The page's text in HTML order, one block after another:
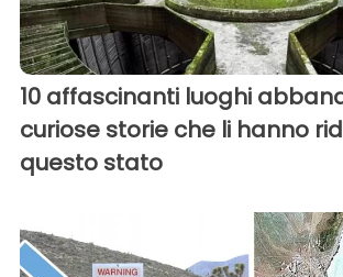
10 affascinanti luoghi
curiose storie che li hanno
questo stato